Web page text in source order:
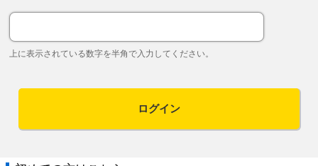
上に表示されている数字を半角で入力してください。